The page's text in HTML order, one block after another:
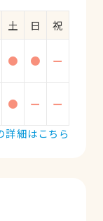
土 日
祝
● ● ー
● ー
ー
詳細はこちら